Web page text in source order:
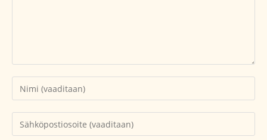
Kirjoita
nimesi
tai
käyttäjätunnuksesi
Kirjoita
sähköpostiosoitteesi